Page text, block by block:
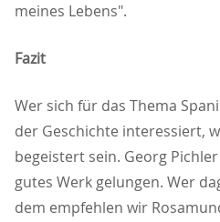
meines Lebens".
Fazit
Wer sich für das Thema
der Geschichte interessiert,
begeistert sein. Georg
gutes Werk gelungen. Wer
dem empfehlen wir